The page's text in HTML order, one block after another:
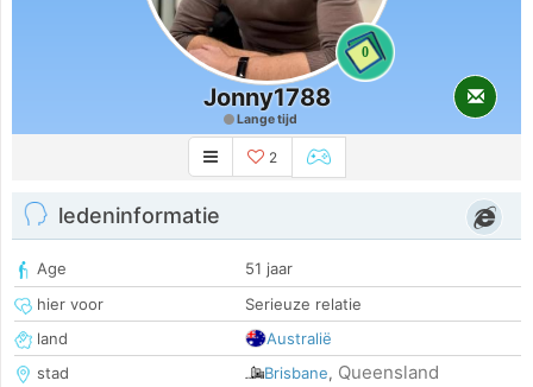
0
Jonny1788
Lange tijd
2
ledeninformatie
Age
51 jaar
hier voor
Serieuze relatie
land
Australië
stad
Brisbane, Queensland